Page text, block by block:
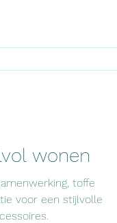
wonen
toffe
voor een stijlvolle